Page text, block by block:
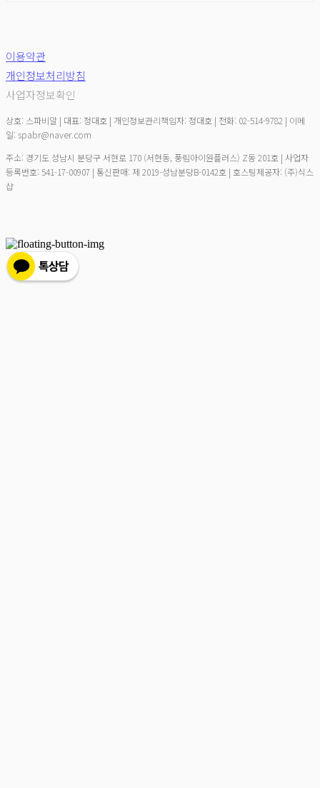
이용약관
개인정보처리방침
사업자정보확인
상호: 스파비알 | 대표: 정대호 | 개인정보관리책임자: 정대호 | 전화: 02-514-9782 | 이메
일: spabr@naver.com
주소: 경기도 성남시 분당구 서현로 170 (서현동, 풍림아이원플러스) Z동 201호 | 사업자
등록번호: 541-17-00907 | 통신판매: 제 2019-성남분당B-0142호 | 호스팅제공자: (주)식스
샵